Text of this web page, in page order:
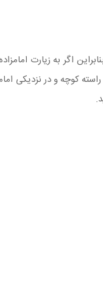
اگر به زیارت
کوچه و در نزدیکی